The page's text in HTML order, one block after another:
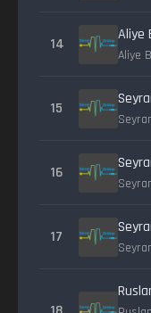
14
Aliye
Aliye
15
16
17